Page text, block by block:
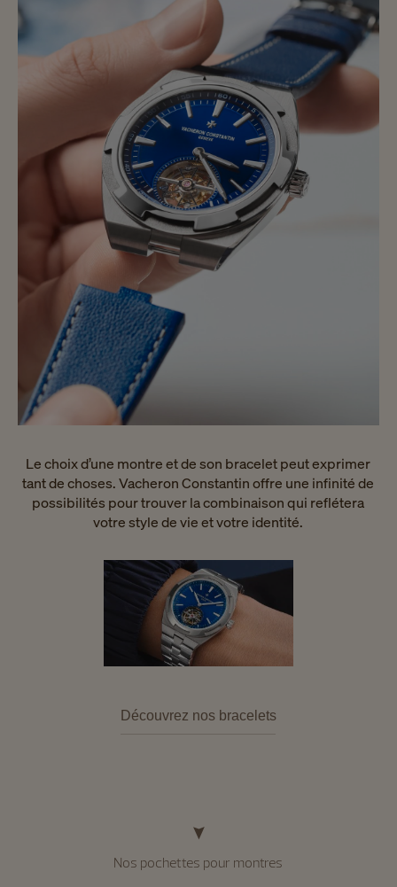
Le choix d’une montre et de son bracelet peut exprimer
tant de choses. Vacheron Constantin offre une infinité de
possibilités pour trouver la combinaison qui reflétera
votre style de vie et votre identité.
Découvrez nos bracelets
Nos pochettes pour montres